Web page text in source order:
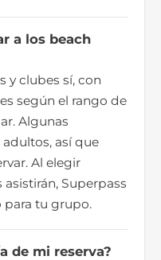
a los beach
y clubes sí, con
según el rango de
Algunas
así que
Al elegir
Superpass
para tu grupo.
de mi reserva?